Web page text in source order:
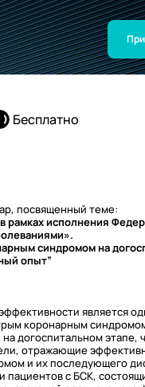
Бесплатно
посвященный теме:
исполнения
синдромом на
опыт”
является
коронарным
догоспитальном этапе,
отражающие
и их последующего
пациентов с БСК,